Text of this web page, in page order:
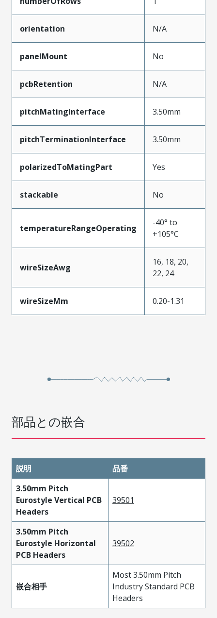
orientation N/A
panelMount No
pcbRetention N/A
pitchMatingInterface 3.50mm
pitchTerminationInterface 3.50mm
polarizedToMatingPart Yes
stackable No
temperatureRangeOperating
-40° to
+105°C
wireSizeAwg
16, 18, 20,
22, 24
wireSizeMm 0.20-1.31
部品との嵌合
説明
品番
3.50mm Pitch
Eurostyle Vertical PCB
Headers
39501
3.50mm Pitch
Eurostyle Horizontal
PCB Headers
39502
嵌合相手
Most 3.50mm Pitch
Industry Standard PCB
Headers